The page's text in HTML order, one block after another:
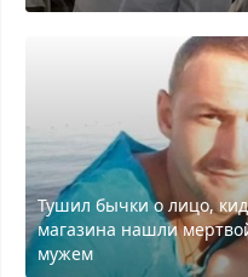
Тушил бычки о лицо,
магазина нашли
мужем